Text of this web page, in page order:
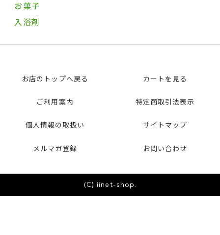
お菓子
入浴剤
お店のトップへ戻る カートを見る
ご利用案内 特定商取引法表示
個人情報の取扱い サイトマップ
メルマガ登録 お問い合わせ
(C) iinet-shop.